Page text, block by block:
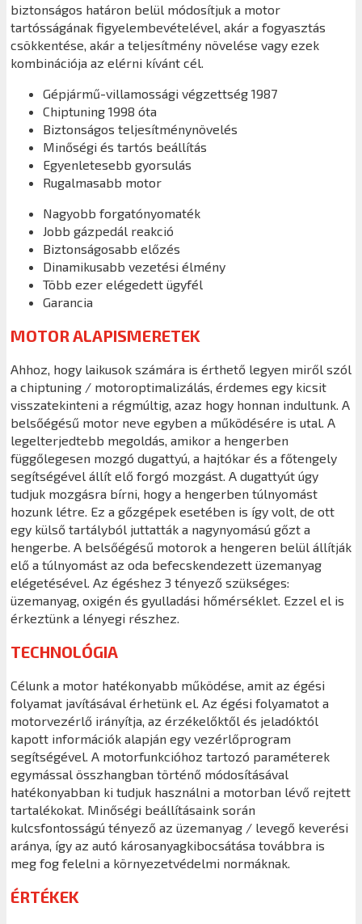
biztonságos határon belül módosítjuk a motor
tartósságának figyelembevételével, akár a fogyasztás
csökkentése, akár a teljesítmény növelése vagy ezek
kombinációja az elérni kívánt cél.
Gépjármű-villamossági végzettség 1987
Chiptuning 1998 óta
Biztonságos teljesítménynövelés
Minőségi és tartós beállítás
Egyenletesebb gyorsulás
Rugalmasabb motor
Nagyobb forgatónyomaték
Jobb gázpedál reakció
Biztonságosabb előzés
Dinamikusabb vezetési élmény
Több ezer elégedett ügyfél
Garancia
MOTOR ALAPISMERETEK
Ahhoz, hogy laikusok számára is érthető legyen miről szól
a chiptuning / motoroptimalizálás, érdemes egy kicsit
visszatekinteni a régmúltig, azaz hogy honnan indultunk. A
belsőégésű motor neve egyben a működésére is utal. A
legelterjedtebb megoldás, amikor a hengerben
függőlegesen mozgó dugattyú, a hajtókar és a főtengely
segítségével állít elő forgó mozgást. A dugattyút úgy
tudjuk mozgásra bírni, hogy a hengerben túlnyomást
hozunk létre. Ez a gőzgépek esetében is így volt, de ott
egy külső tartályból juttatták a nagynyomású gőzt a
hengerbe. A belsőégésű motorok a hengeren belül állítják
elő a túlnyomást az oda befecskendezett üzemanyag
elégetésével. Az égéshez 3 tényező szükséges:
üzemanyag, oxigén és gyulladási hőmérséklet. Ezzel el is
érkeztünk a lényegi részhez.
TECHNOLÓGIA
Célunk a motor hatékonyabb működése, amit az égési
folyamat javításával érhetünk el. Az égési folyamatot a
motorvezérlő irányítja, az érzékelőktől és jeladóktól
kapott információk alapján egy vezérlőprogram
segítségével. A motorfunkcióhoz tartozó paraméterek
egymással összhangban történő módosításával
hatékonyabban ki tudjuk használni a motorban lévő rejtett
tartalékokat. Minőségi beállításaink során
kulcsfontosságú tényező az üzemanyag / levegő keverési
aránya, így az autó károsanyagkibocsátása továbbra is
meg fog felelni a környezetvédelmi normáknak.
ÉRTÉKEK